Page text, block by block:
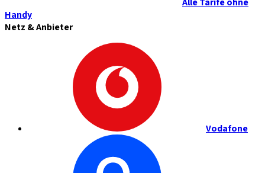
Handy
Netz & Anbieter
Vodafone